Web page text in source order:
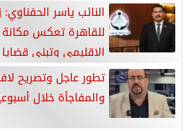
النائب ياسر الحفناوي:
للقاهرة تعكس مكانة
الإقليمي وتبني قضايا
تطور عاجل وتصريح
والمفاجأة خلال